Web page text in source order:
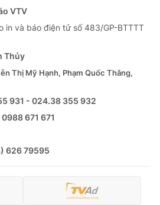
VTV
in và báo điện tử số 483/GP-BTTTT
Thủy
Thị Mỹ Hạnh, Phạm Quốc Thắng,
931 - 024.38 355 932
0988 671 671
626 79595